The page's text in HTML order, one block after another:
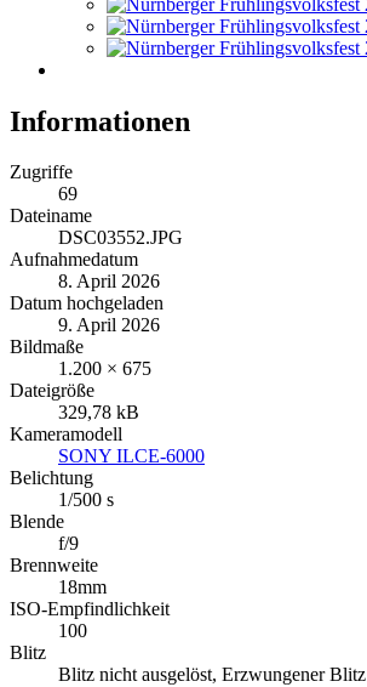
Informationen
Zugriffe
69
Dateiname
DSC03552.JPG
Aufnahmedatum
8. April 2026
Datum hochgeladen
9. April 2026
Bildmaße
1.200 × 675
Dateigröße
329,78 kB
Kameramodell
SONY ILCE-6000
Belichtung
1/500 s
Blende
f/9
Brennweite
18mm
ISO-Empfindlichkeit
100
Blitz
Blitz nicht ausgelöst, Erzwungener Blitz